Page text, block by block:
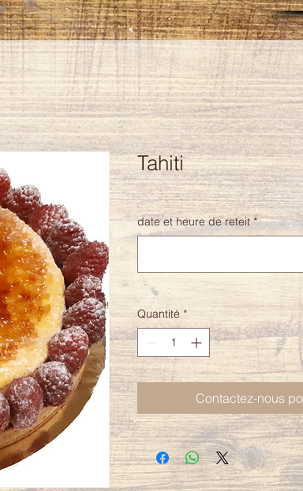
Tahiti
date et heure de reteit *
Quantité *
Contactez-nous